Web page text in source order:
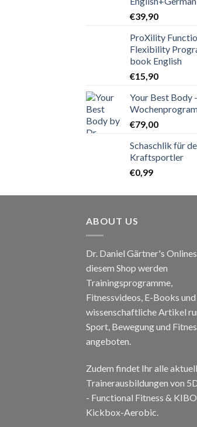
€39,90
ProXility
Flexibility
book English
€15,90
Your Best Body
€79,00
Schaschlik für
Kraftsportler
€0,99
ABOUT US
Dr. Daniel Gärtner's
diesem Shop werden
Trainingsprogramme,
Fitnessvideos, E-Books und
wissenschaftliche Artikel
Sport, Bewegung und
angeboten.
Zudem findet Ihr alle
Trainerausbildungen von
- Functional Fitness & KIBO
Kickbox-Aerobic.